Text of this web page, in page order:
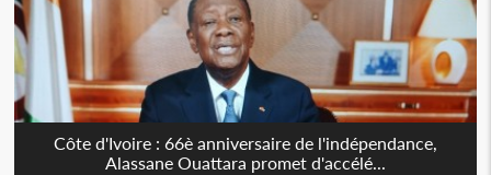
Côte d'Ivoire : 66è anniversaire de l'indépendance,
Alassane Ouattara promet d'accélé...